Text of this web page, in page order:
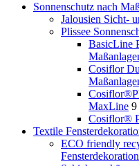
Sonnenschutz nach
Jalousien Sicht-
Plissee
BasicLine
Cosiflor
MaxLine 9
Cosiflor®
Textile
ECO friendly